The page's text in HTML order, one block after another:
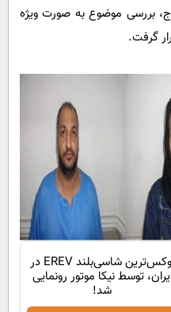
بررسی موضوع به صورت ویژه
گرفت.
لوکس‌ترین شاسی‌بلند EREV در
توسط نیکا موتور رونمایی
شد!